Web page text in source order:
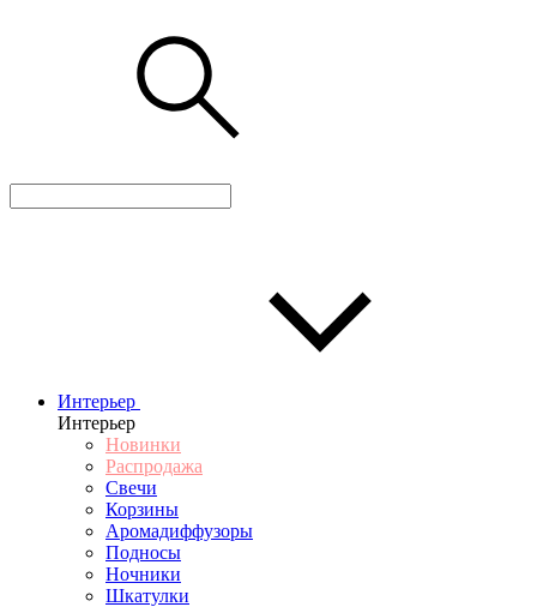
Интерьер
Интерьер
Новинки
Распродажа
Свечи
Корзины
Аромадиффузоры
Подносы
Ночники
Шкатулки